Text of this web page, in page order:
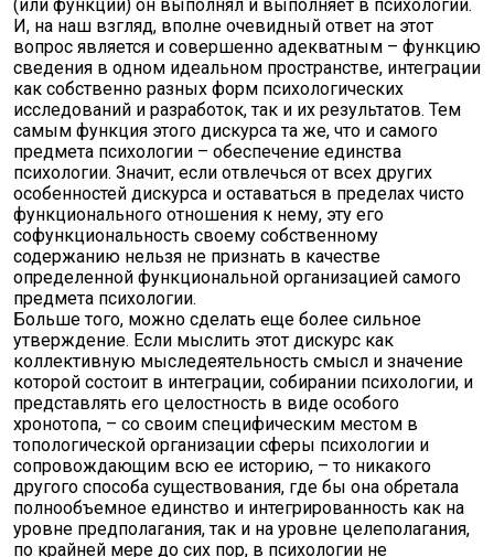
(или функции) он выполнял и выполняет в психологии.
И, на наш взгляд, вполне очевидный ответ на этот
вопрос является и совершенно адекватным – функцию
сведения в одном идеальном пространстве, интеграции
как собственно разных форм психологических
исследований и разработок, так и их результатов. Тем
самым функция этого дискурса та же, что и самого
предмета психологии – обеспечение единства
психологии. Значит, если отвлечься от всех других
особенностей дискурса и оставаться в пределах чисто
функционального отношения к нему, эту его
софункциональность своему собственному
содержанию нельзя не признать в качестве
определенной функциональной организацией самого
предмета психологии.
Больше того, можно сделать еще более сильное
утверждение. Если мыслить этот дискурс как
коллективную мыследеятельность смысл и значение
которой состоит в интеграции, собирании психологии, и
представлять его целостность в виде особого
хронотопа, – со своим специфическим местом в
топологической организации сферы психологии и
сопровождающим всю ее историю, – то никакого
другого способа существования, где бы она обретала
полнообъемное единство и интегрированность как на
уровне предполагания, так и на уровне целеполагания,
по крайней мере до сих пор, в психологии не